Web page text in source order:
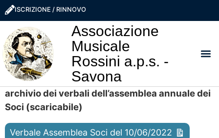
ISCRIZIONE / RINNOVO
Associazione
Musicale
Rossini a.p.s. -
Savona
archivio dei verbali dell’assemblea annuale dei
Soci (scaricabile)
Verbale Assemblea Soci del 10/06/2022